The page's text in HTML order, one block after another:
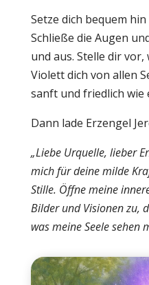
Setze dich bequem
Schließe die Augen
und aus. Stelle dir
Violett dich von allen
sanft und friedlich wie
Dann lade Erzengel
„Liebe Urquelle, lieber
mich für deine milde
Stille. Öffne meine
Bilder und Visionen zu,
was meine Seele sehen